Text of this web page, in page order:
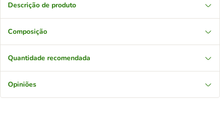
Descrição de produto
Composição
Quantidade recomendada
Opiniões